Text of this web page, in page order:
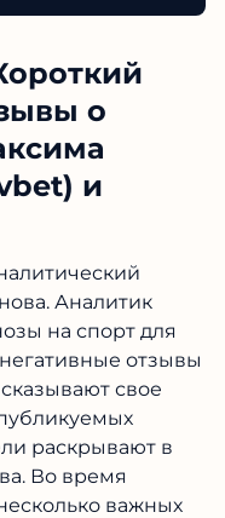
о
и
Аналитик
на спорт для
отзывы
свое
раскрывают в
Во время
важных